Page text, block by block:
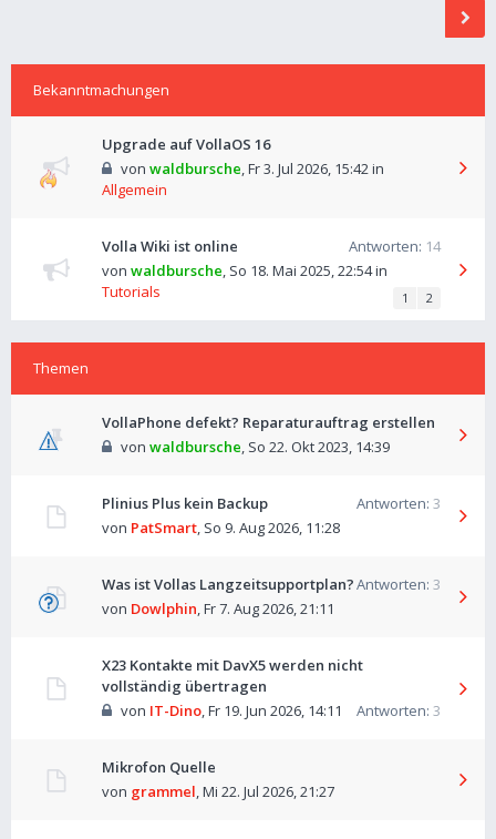
Bekanntmachungen
Upgrade auf VollaOS 16
von waldbursche,Fr 3. Jul 2026, 15:42in
Allgemein
Volla Wiki ist online Antworten: 14
von waldbursche, So 18. Mai 2025, 22:54in
Tutorials
1 2
Themen
VollaPhone defekt? Reparaturauftrag erstellen
von waldbursche, So 22. Okt 2023, 14:39
Plinius Plus kein Backup Antworten: 3
von PatSmart, So 9. Aug 2026, 11:28
Was ist Vollas Langzeitsupportplan?Antworten: 3
von Dowlphin,Fr 7. Aug 2026, 21:11
X23 Kontakte mit DavX5 werden nicht
vollständig übertragen
Antworten: 3
von IT-Dino,Fr 19. Jun 2026, 14:11
Mikrofon Quelle
von grammel,Mi 22. Jul 2026, 21:27